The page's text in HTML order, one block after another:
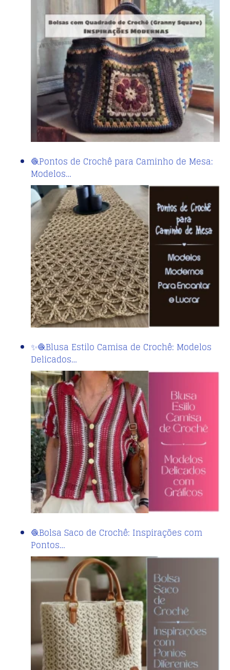
🧶Pontos de Crochê para Caminho de Mesa:
Modelos…
✨🧶Blusa Estilo Camisa de Crochê: Modelos
Delicados…
🧶Bolsa Saco de Crochê: Inspirações com
Pontos…